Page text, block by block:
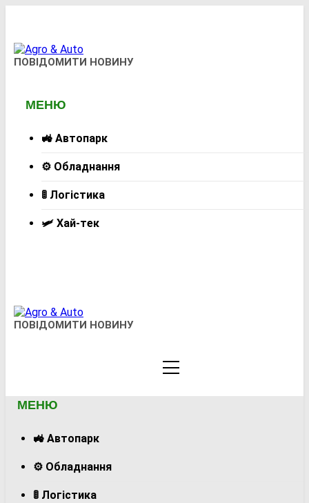
Agro & Auto
Новини Агротеху Та Логістики
ПОВІДОМИТИ НОВИНУ
МЕНЮ
🚜 Автопарк
⚙️ Обладнання
🚦 Логістика
🛩️ Хай-тек
Agro & Auto
Новини Агротеху Та Логістики
ПОВІДОМИТИ НОВИНУ
МЕНЮ
🚜 Автопарк
⚙️ Обладнання
🚦 Логістика